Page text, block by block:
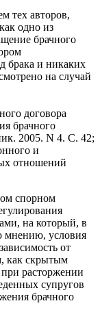
тех авторов,
одно из
брачного
брака и никаких
на случай
договора
брачного
2005. N 4. С. 42;
и
отношений
спорном
на который, в
мнению, условия
от
как скрытым
расторжении
супругов
брачного